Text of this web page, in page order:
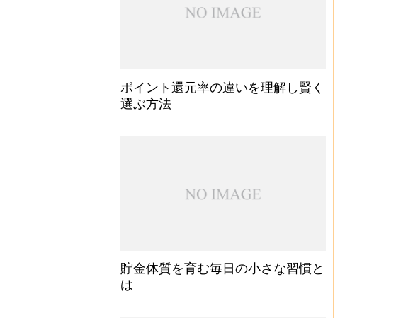
ポイント還元率の違いを理解し賢く
選ぶ方法
貯金体質を育む毎日の小さな習慣と
は